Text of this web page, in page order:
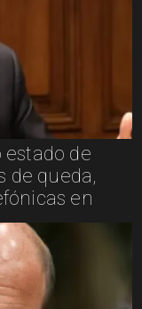
de
de queda,
en